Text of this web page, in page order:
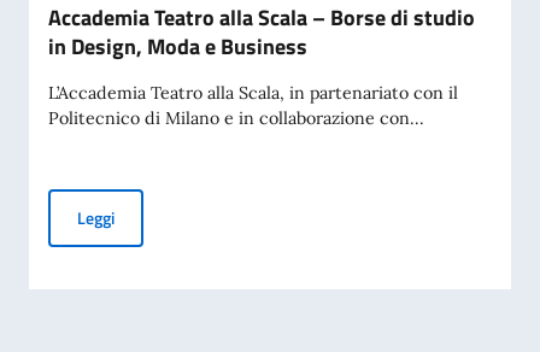
Accademia Teatro alla Scala – Borse di studio
in Design, Moda e Business
L’Accademia Teatro alla Scala, in partenariato con il
Politecnico di Milano e in collaborazione con...
LeggiAccademia Teatro alla Scala – Borse di studio in Design,